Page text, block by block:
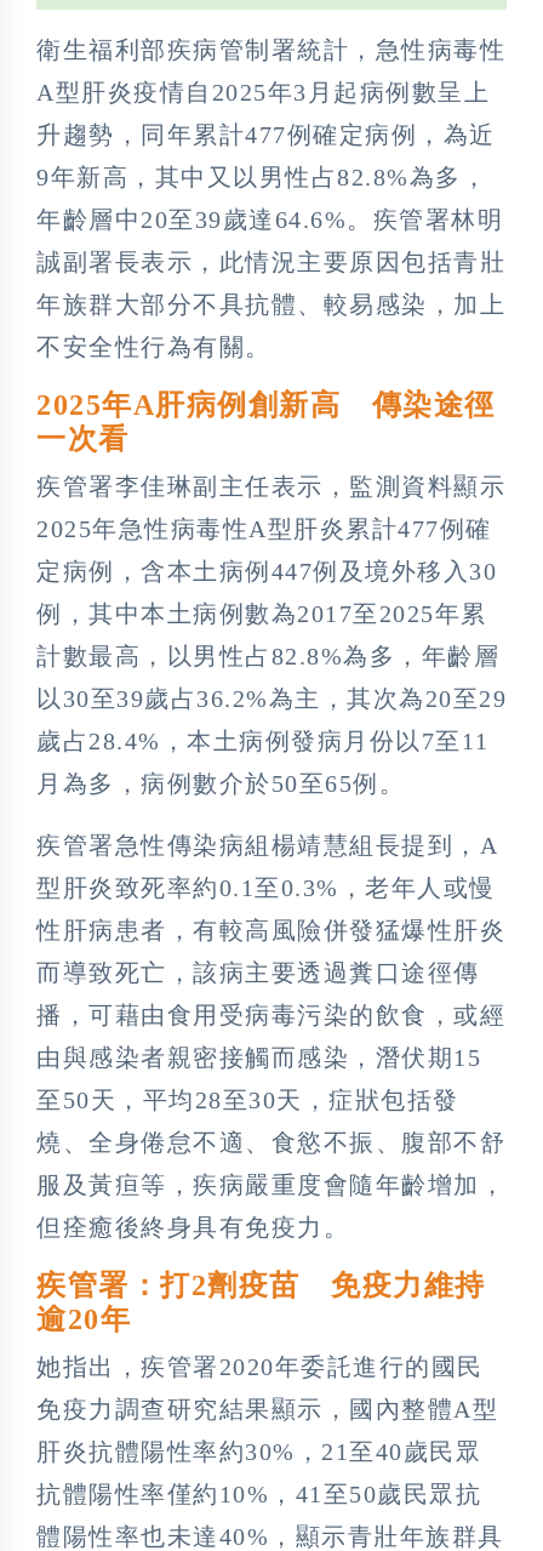
衛生福利部疾病管制署統計，急性病毒性
A型肝炎疫情自2025年3月起病例數呈上
升趨勢，同年累計477例確定病例，為近
9年新高，其中又以男性占82.8%為多，
年齡層中20至39歲達64.6%。疾管署林明
誠副署長表示，此情況主要原因包括青壯
年族群大部分不具抗體、較易感染，加上
不安全性行為有關。
2025年A肝病例創新高 傳染途徑
一次看
疾管署李佳琳副主任表示，監測資料顯示
2025年急性病毒性A型肝炎累計477例確
定病例，含本土病例447例及境外移入30
例，其中本土病例數為2017至2025年累
計數最高，以男性占82.8%為多，年齡層
以30至39歲占36.2%為主，其次為20至29
歲占28.4%，本土病例發病月份以7至11
月為多，病例數介於50至65例。
疾管署急性傳染病組楊靖慧組長提到，A
型肝炎致死率約0.1至0.3%，老年人或慢
性肝病患者，有較高風險併發猛爆性肝炎
而導致死亡，該病主要透過糞口途徑傳
播，可藉由食用受病毒污染的飲食，或經
由與感染者親密接觸而感染，潛伏期15
至50天，平均28至30天，症狀包括發
燒、全身倦怠不適、食慾不振、腹部不舒
服及黃疸等，疾病嚴重度會隨年齡增加，
但痊癒後終身具有免疫力。
疾管署：打2劑疫苗 免疫力維持
逾20年
她指出，疾管署2020年委託進行的國民
免疫力調查研究結果顯示，國內整體A型
肝炎抗體陽性率約30%，21至40歲民眾
抗體陽性率僅約10%，41至50歲民眾抗
體陽性率也未達40%，顯示青壯年族群具